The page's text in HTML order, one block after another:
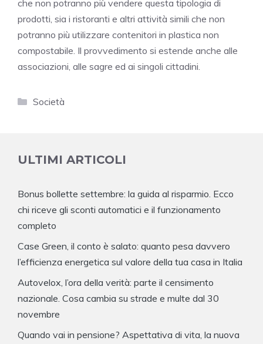
che non potranno più vendere questa tipologia di
prodotti, sia i ristoranti e altri attività simili che non
potranno più utilizzare contenitori in plastica non
compostabile. Il provvedimento si estende anche alle
associazioni, alle sagre ed ai singoli cittadini.
Categorie
Società
ULTIMI ARTICOLI
Bonus bollette settembre: la guida al risparmio. Ecco
chi riceve gli sconti automatici e il funzionamento
completo
Case Green, il conto è salato: quanto pesa davvero
l’efficienza energetica sul valore della tua casa in Italia
Autovelox, l’ora della verità: parte il censimento
nazionale. Cosa cambia su strade e multe dal 30
novembre
Quando vai in pensione? Aspettativa di vita, la nuova